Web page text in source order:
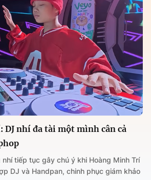
DJ nhí đa tài một mình cân cả
nhí tiếp tục gây chú ý khi Hoàng Minh Trí
DJ và Handpan, chinh phục giám khảo